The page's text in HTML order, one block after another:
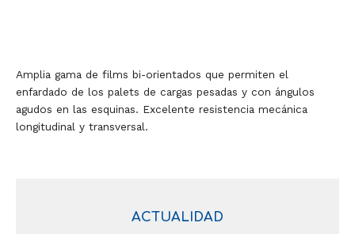
Amplia gama de films bi-orientados que permiten el
enfardado de los palets de cargas pesadas y con ángulos
agudos en las esquinas. Excelente resistencia mecánica
longitudinal y transversal.
ACTUALIDAD